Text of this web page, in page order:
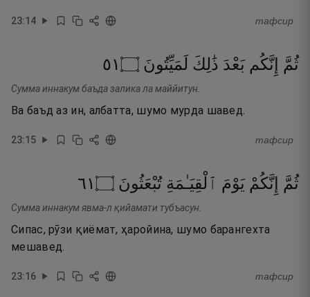
23:14 тафсир
ثُمَّ إِنَّكُم بَعْدَ ذَٰلِكَ لَمَيِّتُونَ ۝١٥
Сумма иннакум баъда залика ла маййитун.
Ва баъд аз ин, албатта, шумо мурда шавед.
23:15 тафсир
ثُمَّ إِنَّكُمْ يَوْمَ ٱلْقِيَـٰمَةِ تُبْعَثُونَ ۝١٦
Сумма иннакум явма-л қийамати тубъасун.
Сипас, рӯзи қиёмат, ҳаройина, шумо барангехта
мешавед.
23:16 тафсир